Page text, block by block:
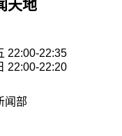
天地
22:00-22:35
22:00-22:20
闻部